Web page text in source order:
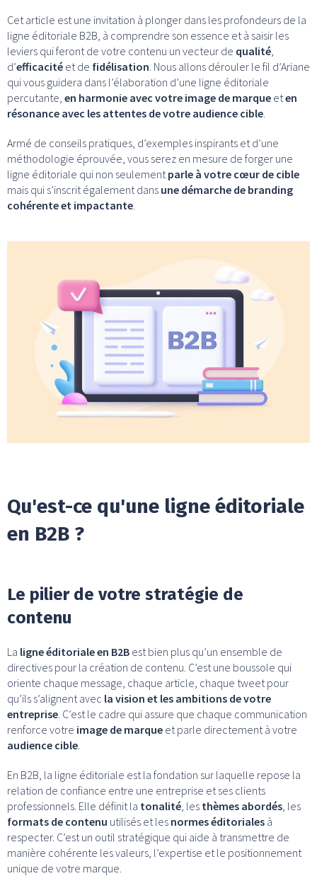
Cet article est une invitation à plonger dans les profondeurs de la
ligne éditoriale B2B, à comprendre son essence et à saisir les
leviers qui feront de votre contenu un vecteur de qualité
d’efficacité et de fidélisation . Nous allons dérouler le fil d’Ariane
qui vous guidera dans l’élaboration d’une ligne éditoriale
percutante, en harmonie avec votre image de marque eten
résonance avec les attentes de votre audience cible
Armé de conseils pratiques, d’exemples inspirants et d’une
méthodologie éprouvée, vous serez en mesure de forger une
ligne éditoriale qui non seulement parle à votre cœur de cible
mais qui s’inscrit également dans une démarche de branding
cohérente et impactante
Qu'est-ce qu'une ligne éditoriale
en B2B ?
Le pilier de votre stratégie de
contenu
La ligne éditoriale en B2B est bien plus qu’un ensemble de
directives pour la création de contenu. C’est une boussole qui
oriente chaque message, chaque article, chaque tweet pour
qu’ils s’alignent avec la vision et les ambitions de votre
entreprise. C’est le cadre qui assure que chaque communication
renforce votre image de marque et parle directement à votre
audience cible.
En B2B, la ligne éditoriale est la fondation sur laquelle repose la
relation de confiance entre une entreprise et ses clients
professionnels. Elle définit la tonalité, les thèmes abordés, les
formats de contenu utilisés et les normes éditoriales à
respecter. C’est un outil stratégique qui aide à transmettre de
manière cohérente les valeurs, l’expertise et le positionnement
unique de votre marque.